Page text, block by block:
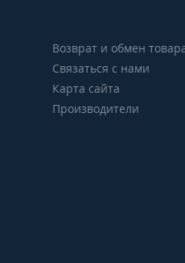
Возврат и обмен
Связаться с нами
Карта сайта
Производители